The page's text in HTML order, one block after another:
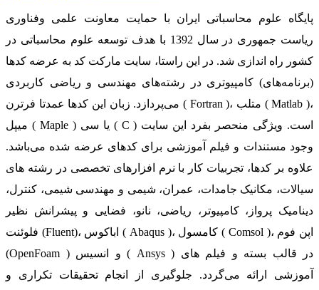
پایگاه علوم محاسباتی ایران با حمایت معاونت علمی وفناوری
ریاست جمهوری در سال 1392 با هدف توسعه علوم محاسباتی در
کشور راه اندازی شد. در این راستا، سایت مارکت کد به عرضه کدها
(برنامه‌های) کامپیوتری در رشته‌های مهندسی و ریاضی کاربردی
می‌پردازد. زبان این کدها عمدتا فرترن ( Fortran )، متلب ( Matlab )،
میپل ( Maple ) یا سی ( C ) است. ویژگی منحصر بفرد این سایت
وجود مستندات و فیلم آموزشی برای کدهای عرضه شده می‌باشد.
علاوه بر کدها، تجربیات کار با نرم افزارهای تخصصی در رشته های
سیالات، مکانیک جامدات، عمران، شیمی و مهندسی شیمی، کنترل،
دینامیک پرواز، کامپیوتر، ریاضی، نانو، فضایی و پیشرانش نظیر
فلوئنت (Fluent)، اباکوس ( Abaqus )، کامسول ( Comsol )، اپن فوم
(OpenFoam ) و انسیس ( Ansys ) در قالب بسته‌ و فیلم های
آموزشی ارائه می‌گردد. جلوگیری از انجام تحقیقات تکراری و